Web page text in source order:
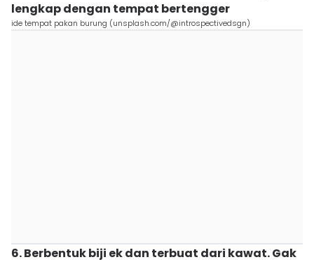
lengkap dengan tempat bertengger
ide tempat pakan burung (unsplash.com/@introspectivedsgn)
6. Berbentuk biji ek dan terbuat dari kawat. Gak